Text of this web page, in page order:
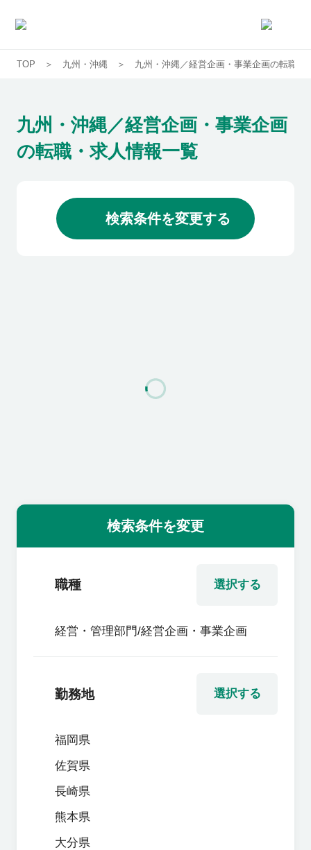
求人一覧
企業一覧
お気に入り求人
よくあるご質問
企業の担当者様
TOP 九州・沖縄 九州・沖縄／経営企画・事業企画の転職・
九州・沖縄／経営企画・事業企画
の転職・求人情報一覧
検索条件を変更する
検索条件を変更
選択する
職種
経営・管理部門/経営企画・事業企画
選択する
勤務地
福岡県
佐賀県
長崎県
熊本県
大分県